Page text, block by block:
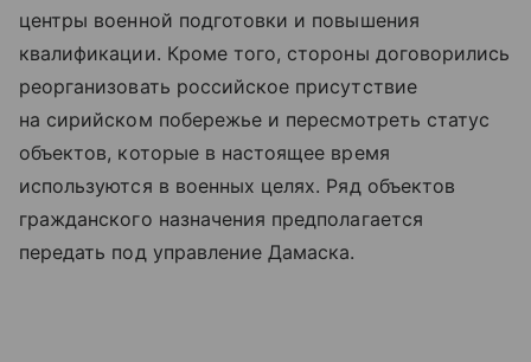
центры военной подготовки и повышения
квалификации. Кроме того, стороны договорились
реорганизовать российское присутствие
на сирийском побережье и пересмотреть статус
объектов, которые в настоящее время
используются в военных целях. Ряд объектов
гражданского назначения предполагается
передать под управление Дамаска.